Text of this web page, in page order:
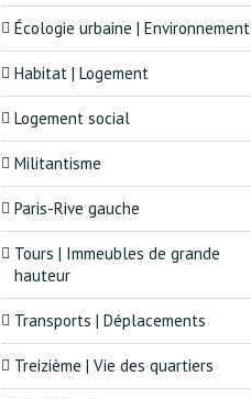
Écologie urbaine | Environnement
Habitat | Logement
Logement social
Militantisme
Paris-Rive gauche
Tours | Immeubles de grande
hauteur
Transports | Déplacements
Treizième | Vie des quartiers